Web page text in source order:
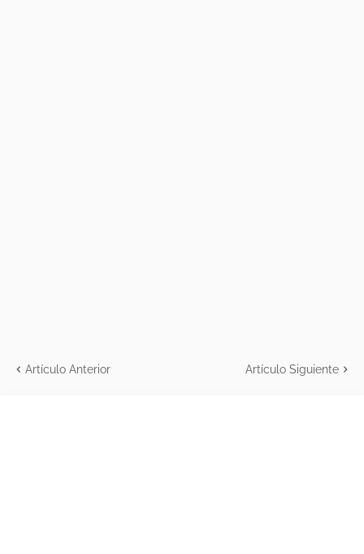
Artículo Anterior Artículo Siguiente